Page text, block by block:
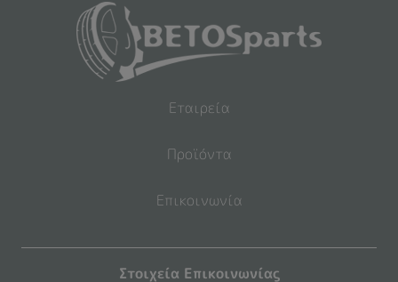
Εταιρεία
Προϊόντα
Επικοινωνία
Στοιχεία Επικοινωνίας